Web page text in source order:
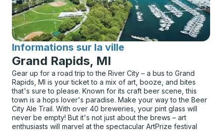
Informations sur la ville
pour
Grand Rapids, MI
Gear up for a road trip to the River City – a bus to Grand
Rapids, MI is your ticket to a mix of art, booze, and bites
that's sure to please. Known for its craft beer scene, this
town is a hops lover's paradise. Make your way to the Beer
City Ale Trail. With over 40 breweries, your pint glass will
never be empty! But it's not just about the brews – art
enthusiasts will marvel at the spectacular ArtPrize festival